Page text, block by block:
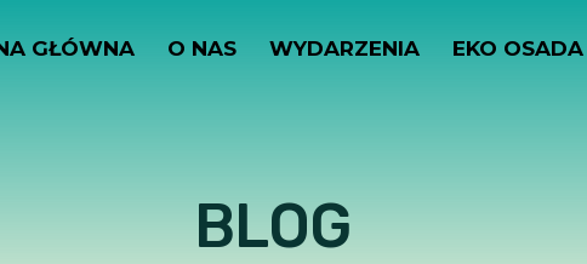
GŁÓWNA O NAS WYDARZENIA EKO OSADA
BLOG